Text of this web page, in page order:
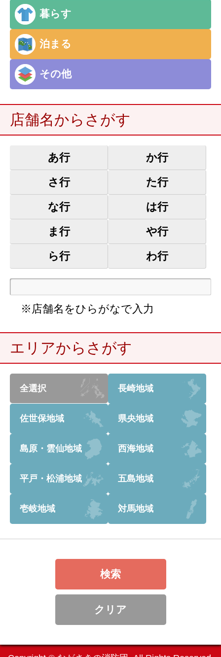
暮らす
泊まる
その他
店舗名からさがす
あ行
か行
さ行
た行
な行
は行
ま行
や行
ら行
わ行
※店舗名をひらがなで入力
エリアからさがす
全選択 長崎地域
佐世保地域 県央地域
島原・雲仙地域 西海地域
平戸・松浦地域 五島地域
壱岐地域 対馬地域